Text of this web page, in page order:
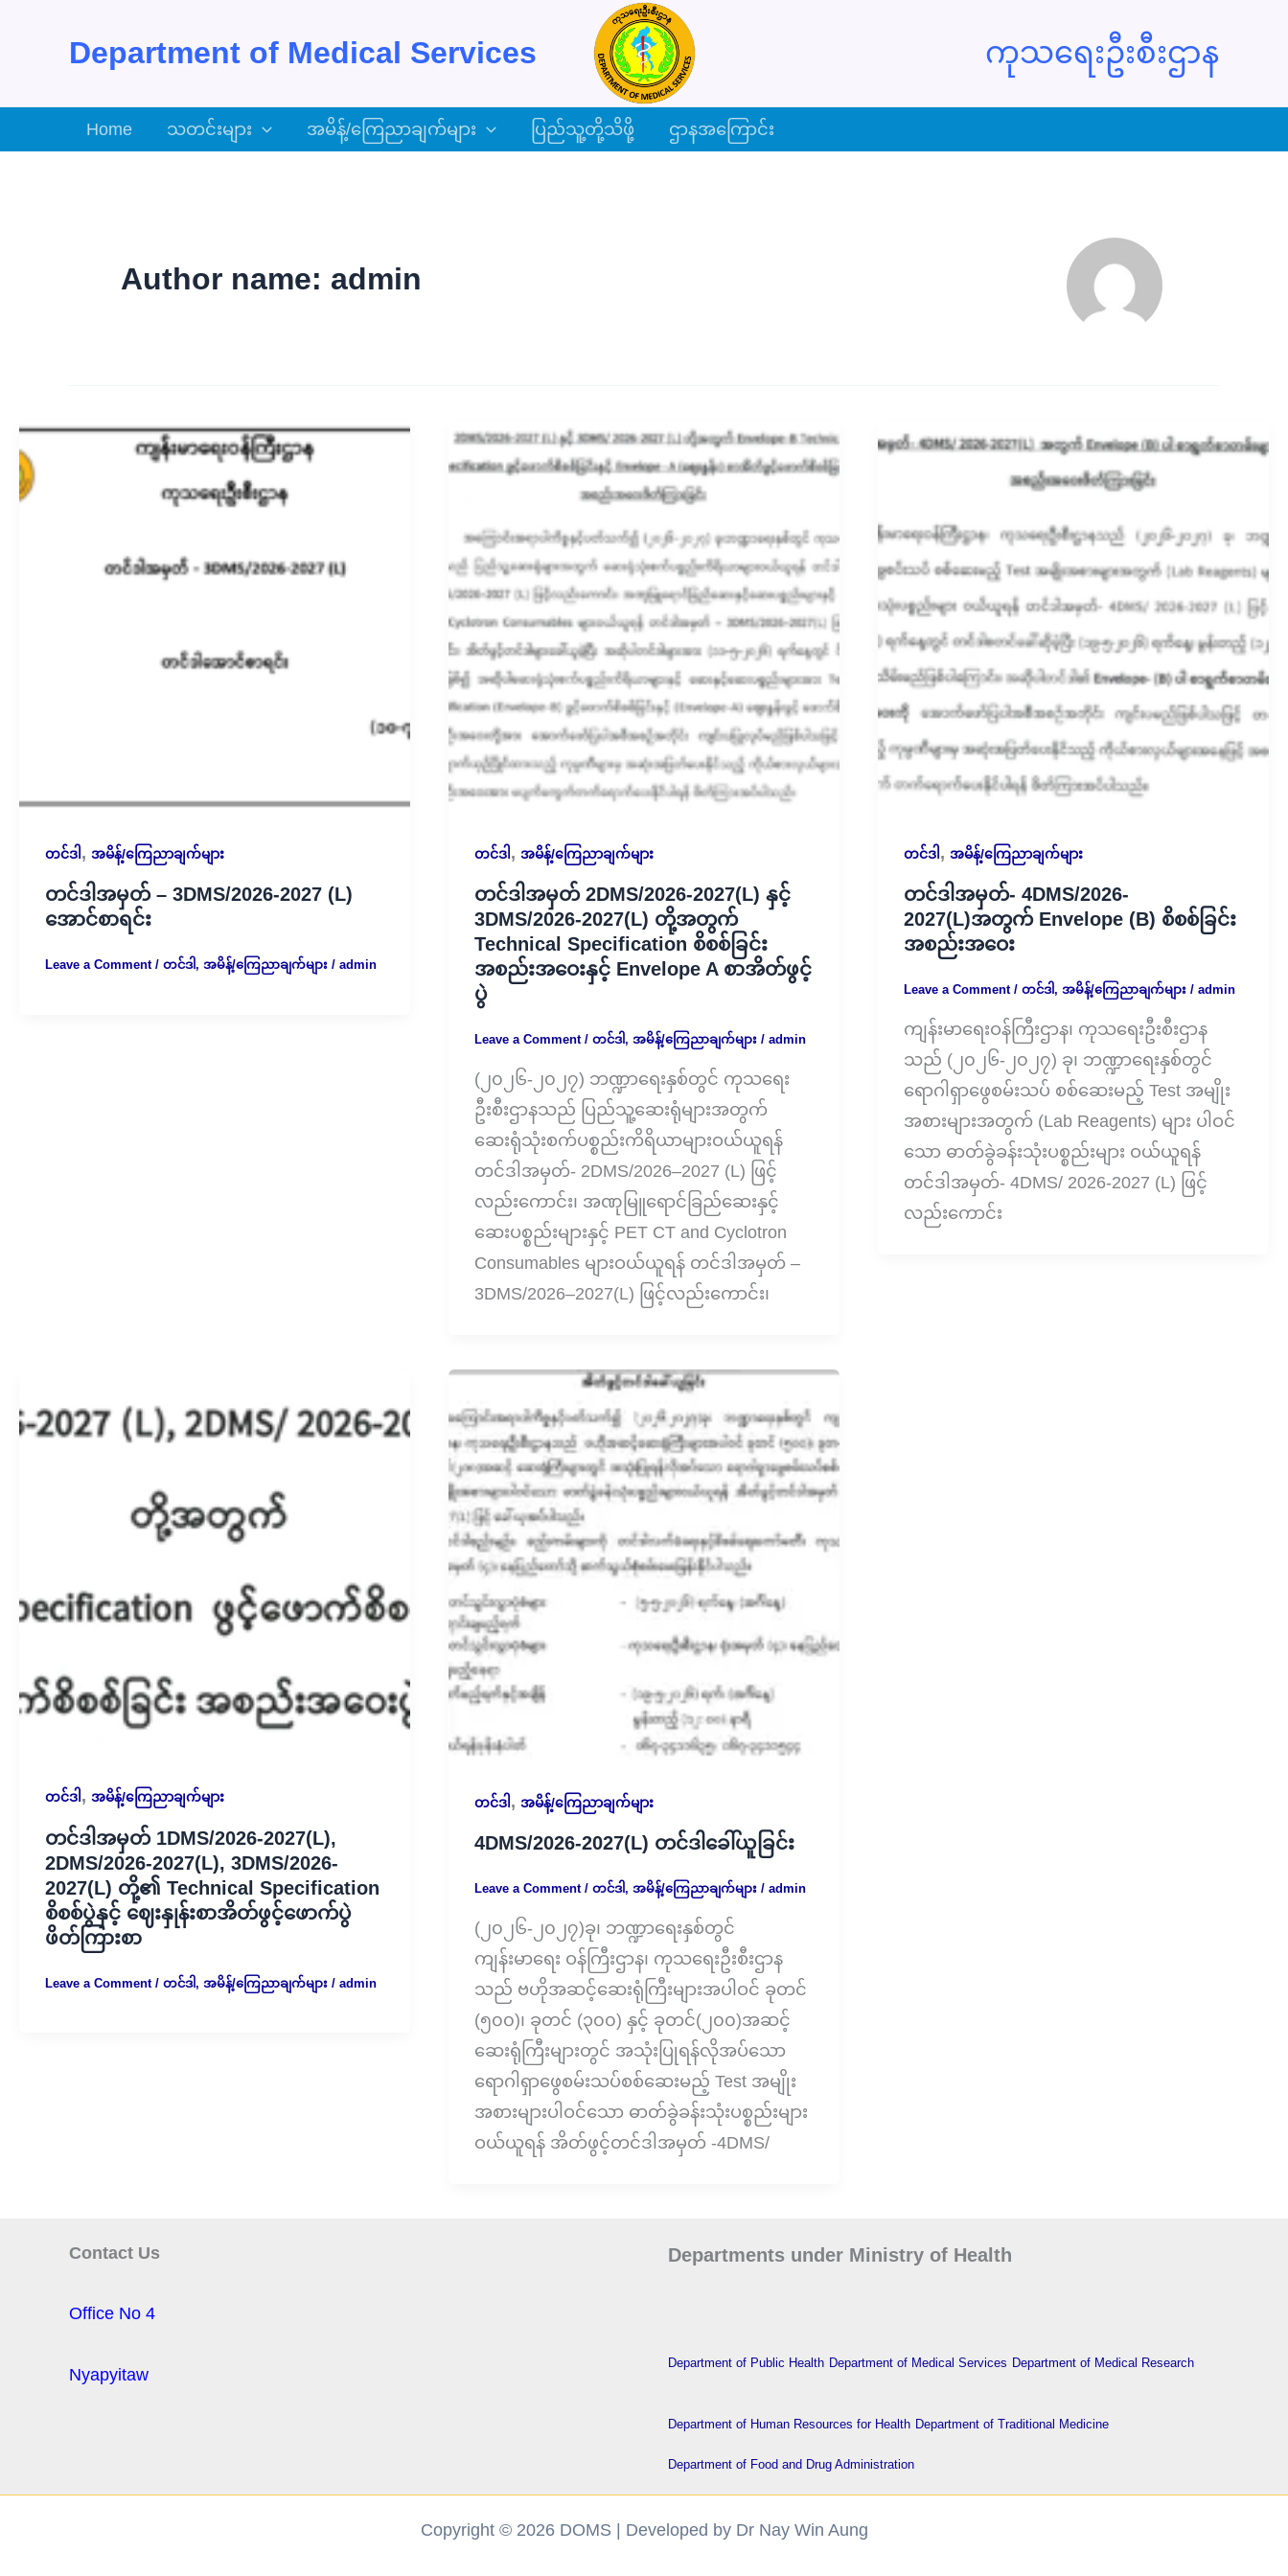
Department of Medical Services ကုသရေးဦးစီးဌာန
Home သတင်းများ အမိန့်/ကြေညာချက်များ ပြည်သူ့တို့သိဖို့ ဌာနအကြောင်း
Author name: admin
တင်ဒါ , အမိန့်/ကြေညာချက်များ
တင်ဒါအမှတ် – 3DMS/2026-2027 (L)
အောင်စာရင်း
Leave a Comment / တင်ဒါ, အမိန့်/ကြေညာချက်များ / admin
တင်ဒါ , အမိန့်/ကြေညာချက်များ
တင်ဒါအမှတ် 2DMS/⁨2026-2027⁩(L) နှင့်
3DMS/⁨2026-2027⁩(L) တို့အတွက်
Technical Specification စိစစ်ခြင်း
အစည်းအဝေးနှင့် Envelope A စာအိတ်ဖွင့်
ပွဲ
Leave a Comment / တင်ဒါ, အမိန့်/ကြေညာချက်များ/ admin
(၂၀၂၆-၂၀၂၇) ဘဏ္ဍာရေးနှစ်တွင် ကုသရေး
ဦးစီးဌာနသည် ပြည်သူ့ဆေးရုံများအတွက်
ဆေးရုံသုံးစက်ပစ္စည်းကိရိယာများဝယ်ယူရန်
တင်ဒါအမှတ်- 2DMS/2026–2027 (L) ဖြင့်
လည်းကောင်း၊ အဏုမြူရောင်ခြည်ဆေးနှင့်
ဆေးပစ္စည်းများနှင့် PET CT and Cyclotron
Consumables များဝယ်ယူရန် တင်ဒါအမှတ် –
3DMS/2026–2027(L) ဖြင့်လည်းကောင်း၊
တင်ဒါ , အမိန့်/ကြေညာချက်များ
တင်ဒါအမှတ်- 4DMS/2026-
2027(L)အတွက် Envelope (B) စိစစ်ခြင်း
အစည်းအဝေး
Leave a Comment / တင်ဒါ, အမိန့်/ကြေညာချက်များ/ admin
ကျန်းမာရေးဝန်ကြီးဌာန၊ ကုသရေးဦးစီးဌာန
သည် (၂၀၂၆-၂၀၂၇) ခု၊ ဘဏ္ဍာရေးနှစ်တွင်
ရောဂါရှာဖွေစမ်းသပ် စစ်ဆေးမည့် Test အမျိုး
အစားများအတွက် (Lab Reagents) များ ပါဝင်
သော ဓာတ်ခွဲခန်းသုံးပစ္စည်းများ ဝယ်ယူရန်
တင်ဒါအမှတ်- 4DMS/ 2026-2027 (L) ဖြင့်
လည်းကောင်း
တင်ဒါ , အမိန့်/ကြေညာချက်များ
တင်ဒါအမှတ် 1DMS/2026-2027(L),
2DMS/2026-2027(L), 3DMS/2026-
2027(L) တို့၏ Technical Specification
စိစစ်ပွဲနှင့် ဈေးနှုန်းစာအိတ်ဖွင့်ဖောက်ပွဲ
ဖိတ်ကြားစာ
Leave a Comment / တင်ဒါ, အမိန့်/ကြေညာချက်များ / admin
တင်ဒါ , အမိန့်/ကြေညာချက်များ
4DMS/2026-2027(L) တင်ဒါခေါ်ယူခြင်း
Leave a Comment / တင်ဒါ, အမိန့်/ကြေညာချက်များ/ admin
(၂၀၂၆-၂၀၂၇)ခု၊ ဘဏ္ဍာရေးနှစ်တွင်
ကျန်းမာရေး ဝန်ကြီးဌာန၊ ကုသရေးဦးစီးဌာန
သည် ဗဟိုအဆင့်ဆေးရုံကြီးများအပါဝင် ခုတင်
(၅၀၀)၊ ခုတင် (၃၀၀) နှင့် ခုတင်(၂၀၀)အဆင့်
ဆေးရုံကြီးများတွင် အသုံးပြုရန်လိုအပ်သော
ရောဂါရှာဖွေစမ်းသပ်စစ်ဆေးမည့် Test အမျိုး
အစားများပါဝင်သော ဓာတ်ခွဲခန်းသုံးပစ္စည်းများ
ဝယ်ယူရန် အိတ်ဖွင့်တင်ဒါအမှတ် -4DMS/
Contact Us
Office No 4
Nyapyitaw
Departments under Ministry of Health
Department of Public Health Department of Medical Services Department of Medical Research
Department of Human Resources for Health Department of Traditional Medicine
Department of Food and Drug Administration
Copyright © 2026 DOMS | Developed by Dr Nay Win Aung